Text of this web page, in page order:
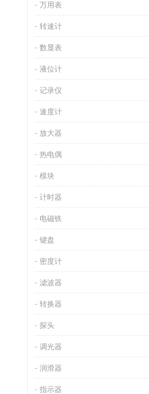
万用表
转速计
数显表
液位计
记录仪
速度计
放大器
热电偶
模块
计时器
电磁铁
键盘
密度计
滤波器
转换器
探头
调光器
润滑器
指示器